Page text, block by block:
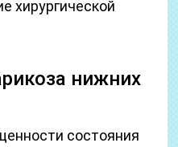
хирургической
нижних
состояния